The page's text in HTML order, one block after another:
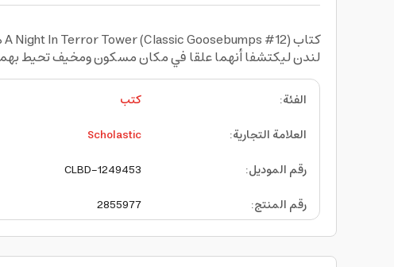
لندن ليكتشفا أنهما علقا في مكان مسكون ومخيف تحيط
الفئة:
كتب
العلامة التجارية:
Scholastic
رقم الموديل:
CLBD-1249453
رقم المنتج:
2855977